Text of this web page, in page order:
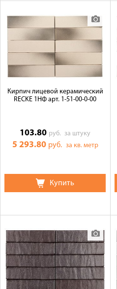
Кирпич лицевой керамический
RECKE 1НФ арт. 1-51-00-0-00
103.80 руб.за штуку
5 293.80 руб. за кв. метр
Купить